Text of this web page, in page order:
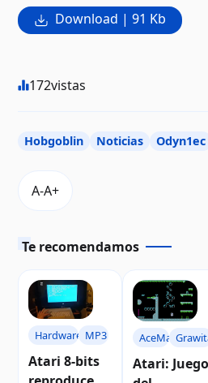
Download | 91 Kb
172vistas
Hobgoblin Noticias Odyn1ec
Te recomendamos
Hardware MP3
Atari 8-bits
AceMan
Atari: